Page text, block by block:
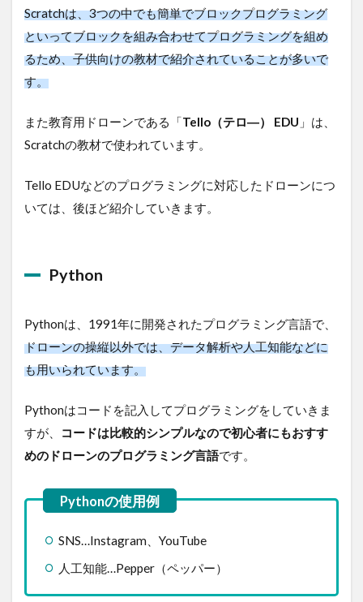
Scratchは、3つの中でも簡単でブロックプログラミング
といってブロックを組み合わせてプログラミングを組め
るため、子供向けの教材で紹介されていることが多いで
す。
また教育用ドローンである「Tello（テロ―） EDU 」は、
Scratchの教材で使われています。
Tello EDUなどのプログラミングに対応したドローンにつ
いては、後ほど紹介していきます。
Python
Pythonは、1991年に開発されたプログラミング言語で、
ドローンの操縦以外では、データ解析や人工知能などに
も用いられています。
Pythonはコードを記入してプログラミングをしていきま
すが、
コードは比較的シンプルなので初心者にもおすす
めの ドローンのプログラミング言語です。
SNS…Instagram、YouTube
人工知能…Pepper（ペッパー）